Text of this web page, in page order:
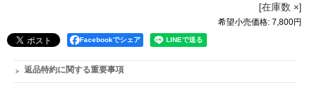
[在庫数 ×]
希望小売価格: 7,800円
Facebookでシェア
返品特約に関する重要事項